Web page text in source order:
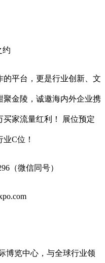
约
的平台，更是行业创新、文
金陵，诚邀海内外企业携
买家流量红利！ 展位预定
业C位！
（微信同号）
博览中心，与全球行业领